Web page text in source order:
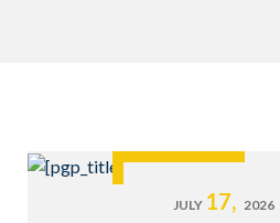
JULY 17, 2026